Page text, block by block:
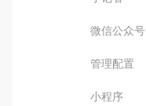
微信公众号
管理配置
小程序